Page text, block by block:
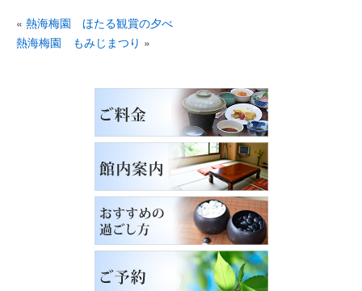
« 熱海梅園 ほたる観賞の夕べ
熱海梅園 もみじまつり »